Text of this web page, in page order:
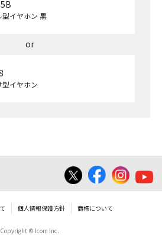
型イヤホン 黒
型イヤホン
個人情報保護方針 商標について
Copyright © Icom Inc.